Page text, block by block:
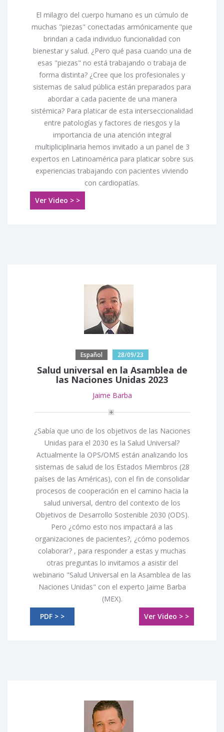
El milagro del cuerpo humano es un cúmulo de
muchas "piezas" conectadas armónicamente que
brindan a cada individuo funcionalidad con
bienestar y salud. ¿Pero qué pasa cuando una de
esas "piezas" no está trabajando o trabaja de
forma distinta? ¿Cree que los profesionales y
sistemas de salud pública están preparados para
abordar a cada paciente de una manera
sistémica? Para platicar de esta interseccionalidad
entre patologías y factores de riesgos y la
importancia de una atención integral
multipliciplinaria hemos invitado a un panel de 3
expertos en Latinoamérica para platicar sobre sus
experiencias trabajando con pacientes viviendo
con cardiopatías.
Ver Video > >
Español 28/09/23
Salud universal en la Asamblea de
las Naciones Unidas 2023
Jaime Barba
¿Sabía que uno de los objetivos de las Naciones
Unidas para el 2030 es la Salud Universal?
Actualmente la OPS/OMS están analizando los
sistemas de salud de los Estados Miembros (28
países de las Américas), con el fin de consolidar
procesos de cooperación en el camino hacia la
salud universal, dentro del contexto de los
Objetivos de Desarrollo Sostenible 2030 (ODS).
Pero ¿cómo esto nos impactará a las
organizaciones de pacientes?, ¿cómo podemos
colaborar? , para responder a estas y muchas
otras preguntas lo invitamos a asistir del
webinario "Salud Universal en la Asamblea de las
Naciones Unidas" con el experto Jaime Barba
(MEX).
PDF > >
Ver Video > >